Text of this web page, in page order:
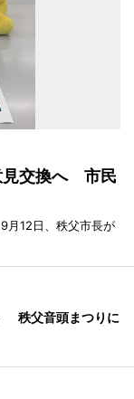
見交換へ 市民
月12日、秩父市長が
秩父音頭まつりに